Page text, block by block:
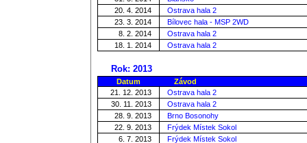
20. 4. 2014
Ostrava hala 2
23. 3. 2014
Bílovec hala - MSP 2WD
8. 2. 2014
Ostrava hala 2
18. 1. 2014
Ostrava hala 2
Rok: 2013
Datum
Závod
21. 12. 2013
Ostrava hala 2
30. 11. 2013
Ostrava hala 2
28. 9. 2013
Brno Bosonohy
22. 9. 2013
Frýdek Místek Sokol
6. 7. 2013
Frýdek Místek Sokol